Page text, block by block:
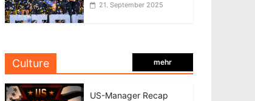
21. September 2025
Culture mehr
US-Manager Recap